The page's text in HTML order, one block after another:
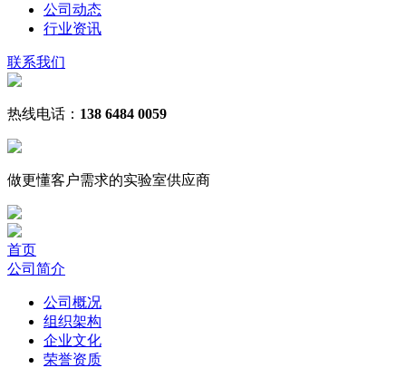
公司动态
行业资讯
联系我们
热线电话： 138 6484 0059
做更懂客户需求的实验室供应商
首页
公司简介
公司概况
组织架构
企业文化
荣誉资质